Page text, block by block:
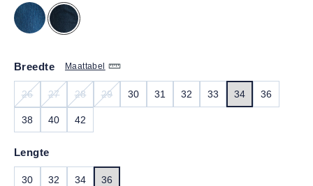
Maattabel
Breedte
26
(DEZE OPTIE IS MOMENTEEL NIET BESCHIKBAAR.)
27
(DEZE OPTIE IS MOMENTEEL NIET BESCHIKBAAR.)
28
(DEZE OPTIE IS MOMENTEEL NIET BESCHIKBAAR.)
29 30 31 32 33 34 36
38 40 42
Lengte
30 32 34 36